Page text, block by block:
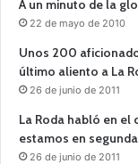
A un minuto de la
22 de mayo de 2010
Unos 200
último aliento a La
26 de junio de 2011
La Roda habló en el
estamos en
26 de junio de 2011